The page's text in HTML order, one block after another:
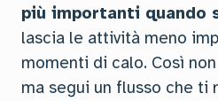
più importanti quando
lascia le attività meno
momenti di calo. Così
ma segui un flusso che ti